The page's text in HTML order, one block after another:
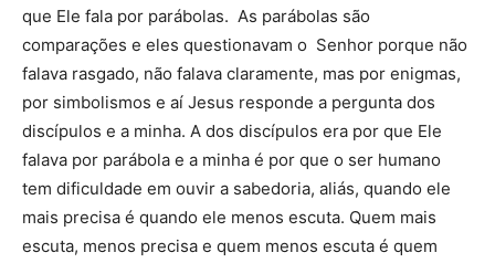
que Ele fala por parábolas. As parábolas são
comparações e eles questionavam o Senhor porque não
falava rasgado, não falava claramente, mas por enigmas,
por simbolismos e aí Jesus responde a pergunta dos
discípulos e a minha. A dos discípulos era por que Ele
falava por parábola e a minha é por que o ser humano
tem dificuldade em ouvir a sabedoria, aliás, quando ele
mais precisa é quando ele menos escuta. Quem mais
escuta, menos precisa e quem menos escuta é quem